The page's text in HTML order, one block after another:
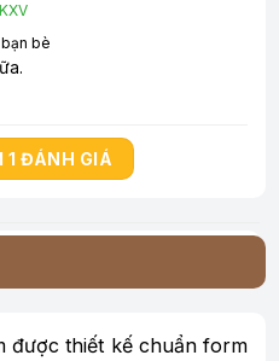
được thiết kế chuẩn form
bè
1 ĐÁNH GIÁ